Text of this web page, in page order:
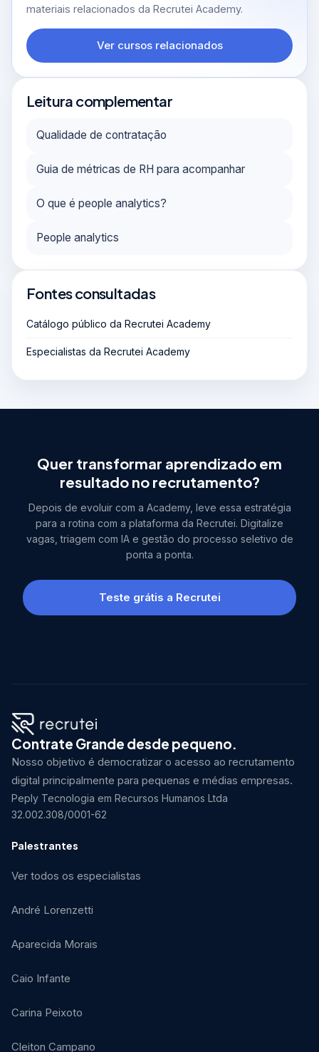
materiais relacionados da Recrutei Academy.
Ver cursos relacionados
Leitura complementar
Qualidade de contratação
Guia de métricas de RH para acompanhar
O que é people analytics?
People analytics
Fontes consultadas
Catálogo público da Recrutei Academy
Especialistas da Recrutei Academy
Quer transformar aprendizado em
resultado no recrutamento?
Depois de evoluir com a Academy, leve essa estratégia
para a rotina com a plataforma da Recrutei. Digitalize
vagas, triagem com IA e gestão do processo seletivo de
ponta a ponta.
Teste grátis a Recrutei
Contrate Grande desde pequeno.
Nosso objetivo é democratizar o acesso ao recrutamento
digital principalmente para pequenas e médias empresas.
Peply Tecnologia em Recursos Humanos Ltda
32.002.308/0001-62
Palestrantes
Ver todos os especialistas
André Lorenzetti
Aparecida Morais
Caio Infante
Carina Peixoto
Cleiton Campano